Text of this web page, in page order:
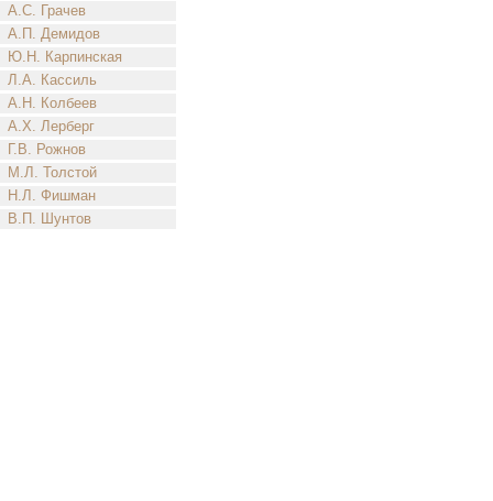
А.С. Грачев
А.П. Демидов
Ю.Н. Карпинская
Л.А. Кассиль
А.Н. Колбеев
А.Х. Лерберг
Г.В. Рожнов
М.Л. Толстой
Н.Л. Фишман
В.П. Шунтов